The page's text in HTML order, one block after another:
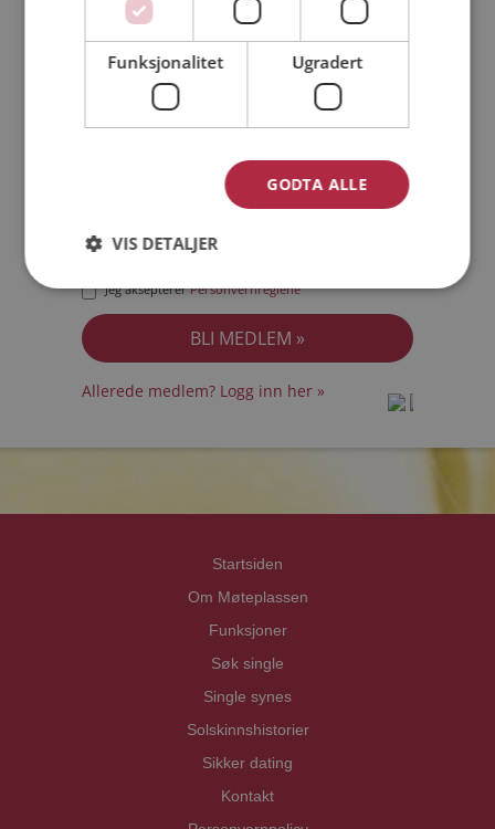
Jeg akseptererPersonvernreglene
Allerede medlem? Logg inn her »
Startsiden
Om Møteplassen
Funksjoner
Søk single
Single synes
Solskinnshistorier
Sikker dating
Kontakt
Funksjonalitet Ugradert
GODTA ALLE
VIS DETALJER